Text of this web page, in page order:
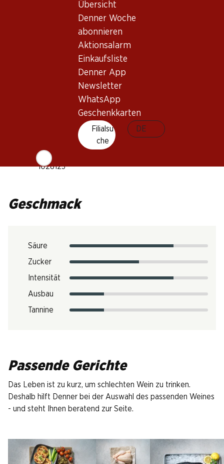
Übersicht
Denner Woche
abonnieren
Aktionsalarm
Einkaufsliste
Denner App
Newsletter
WhatsApp
Geschenkkarten
Filialsu
che
DE
Trinktemperatur
CO2-Fussabdruck
Art.Nr.
1028123
Geschmack
Säure
Zucker
Intensität
Ausbau
Tannine
Passende Gerichte
Das Leben ist zu kurz, um schlechten Wein zu trinken.
Deshalb hilft Denner bei der Auswahl des passenden Weines
- und steht Ihnen beratend zur Seite.